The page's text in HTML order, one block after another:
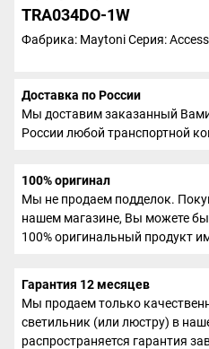
TRA034DO-1W
Фабрика: MaytoniСерия:
Доставка по России
Мы доставим заказанный
России любой транспортной
100% оригинал
Мы не продаем подделок.
нашем магазине, Вы можете
100% оригинальный продукт
Гарантия 12 месяцев
Мы продаем только
светильник (или люстру) в
распространяется гарантия